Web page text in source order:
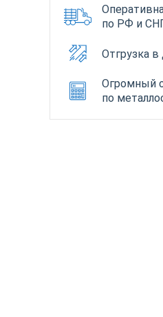
по РФ и
Отгрузка в
Огромный
по